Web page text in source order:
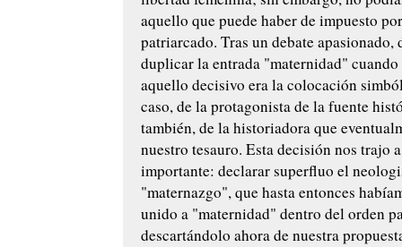
aquello que puede haber de impuesto
patriarcado. Tras un debate apasionado,
duplicar la entrada "maternidad"
aquello decisivo era la colocación
caso, de la protagonista de la fuente
también, de la historiadora que
nuestro tesauro. Esta decisión nos trajo
importante: declarar superfluo el
"maternazgo", que hasta entonces
unido a "maternidad" dentro del orden
descartándolo ahora de nuestra